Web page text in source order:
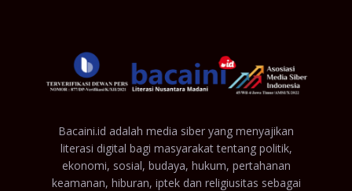
Bacaini.id adalah media siber yang menyajikan
literasi digital bagi masyarakat tentang politik,
ekonomi, sosial, budaya, hukum, pertahanan
keamanan, hiburan, iptek dan religiusitas sebagai